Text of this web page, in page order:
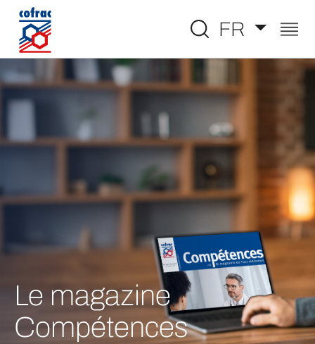
Aller au contenu
FR
Le magazine
Compétences